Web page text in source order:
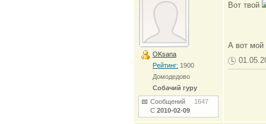
OKsana
Рейтинг: 1900
Домодедово
Собачий гуру
Сообщений 1647
С 2010-02-09
Вот твой
А вот